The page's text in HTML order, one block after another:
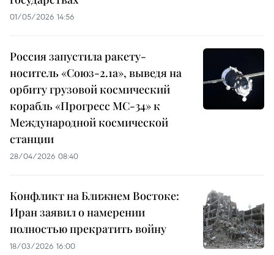
01/05/2026 14:56
Россия запустила ракету-
носитель «Союз-2.1а», выведя на
орбиту грузовой космический
корабль «Прогресс МС-34» к
Международной космической
станции
28/04/2026 08:40
Конфликт на Ближнем Востоке:
Иран заявил о намерении
полностью прекратить войну
18/03/2026 16:00